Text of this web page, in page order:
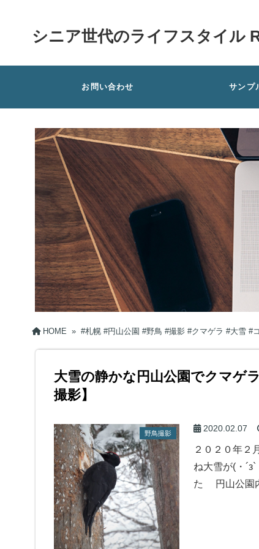
シニア世代のライフスタイル
お問い合わせ サンプ
HOME » #札幌 #円山公園 #野鳥 #撮影 #クマゲラ #大雪 #
大雪の静かな円山公園でクマゲ
撮影】
野鳥撮影 2020.02.07
２０２０年
ね大雪が(・
た 円山公園